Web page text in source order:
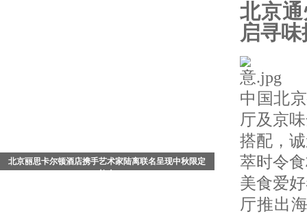
北京丽思卡尔顿酒店携手艺术家陆离联名呈现中秋限定
北京
启寻
中国北
厅及京
搭配，
萃时令
美食爱
厅推出